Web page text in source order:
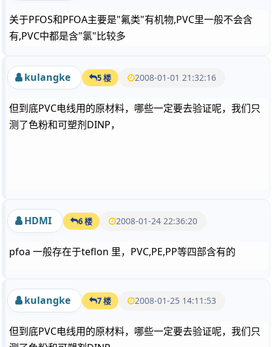
关于PFOS和PFOA主要是"氟类"有机物,PVC里一般不会含
有,PVC中都是含"氯"比较多
kulangke 5 楼 2008-01-01 21:32:16
但到底PVC电线用的原材料，哪些一定要去验证呢，我们只
测了色粉和可塑剂DINP，
HDMI 6 楼 2008-01-24 22:36:20
pfoa 一般存在于teflon 里，PVC,PE,PP等四部含有的
kulangke 7 楼 2008-01-25 14:11:53
但到底PVC电线用的原材料，哪些一定要去验证呢，我们只